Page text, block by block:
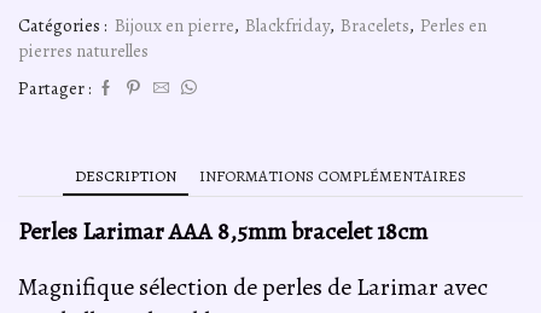
Catégories : Bijoux en pierre, Blackfriday, Bracelets, Perles en
pierres naturelles
Partager :
DESCRIPTION INFORMATIONS COMPLÉMENTAIRES
Perles Larimar AAA 8,5mm bracelet 18cm
Magnifique sélection de perles de Larimar avec